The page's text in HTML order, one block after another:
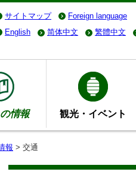
サイトマップ Foreign language
English
简体中文 繁體中文
情報 観光・イベント
報 > 交通